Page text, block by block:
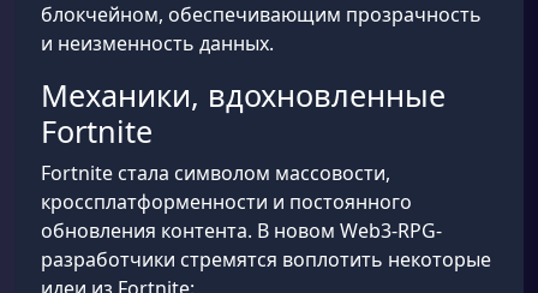
блокчейном, обеспечивающим прозрачность
и неизменность данных.
Механики, вдохновленные
Fortnite
Fortnite стала символом массовости,
кроссплатформенности и постоянного
обновления контента. В новом Web3-RPG-
разработчики стремятся воплотить некоторые